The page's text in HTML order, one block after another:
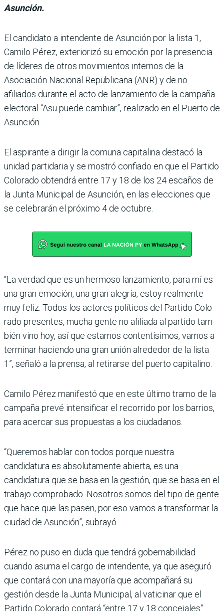
Asunción.
El candidato a inten­dente de Asunción por la lista 1,
Camilo Pérez, exteriorizó su emo­ción por la presencia
de líderes de otros movimien­tos internos de la
Asociación Nacional Republicana (ANR) y de no
afiliados durante el acto de lanzamiento de la campaña
electoral “Asu puede cambiar”, realizado en el Puerto de
Asunción.
El aspirante a dirigir la comuna capitalina destacó la
unidad partidaria y se mos­tró confiado en que el Partido
Colorado obtendrá entre 17 y 18 de los 24 escaños de
la Junta Municipal de Asun­ción, en las elecciones que
se celebrarán el próximo 4 de octubre.
“La verdad que es un her­moso lanzamiento, para mí es
una gran emoción, una gran alegría, estoy realmente
muy feliz. Todos los actores políticos del Partido Colo­
rado presentes, mucha gente no afiliada al partido tam­
bién vino hoy, así que esta­mos contentísimos, vamos a
terminar haciendo una gran unión alrededor de la lista
1”, señaló a la prensa, al reti­rarse del puerto capitalino.
Camilo Pérez manifestó que en este último tramo de la
campaña prevé intensificar el recorrido por los barrios,
para acercar sus propuestas a los ciudadanos.
“Queremos hablar con todos porque nuestra
candidatura es absolutamente abierta, es una
candidatura que se basa en la gestión, que se basa en el
trabajo compro­bado. Nosotros somos del tipo de gente
que hace que las pasen, por eso vamos a transformar la
ciudad de Asunción”, subrayó.
Pérez no puso en duda que tendrá gobernabilidad
cuando asuma el cargo de intendente, ya que aseguró
que contará con una mayoría que acompañará su
gestión desde la Junta Municipal, al vaticinar que el
Partido Colorado contará “entre 17 y 18 concejales”.